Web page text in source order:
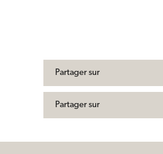
Partager sur
Partager sur